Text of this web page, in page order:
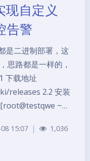
自定义
告警
是二进制部署，这
思路都是一样的，
下载地址
releases 2.2 安装
~…
15:07 |
1,036